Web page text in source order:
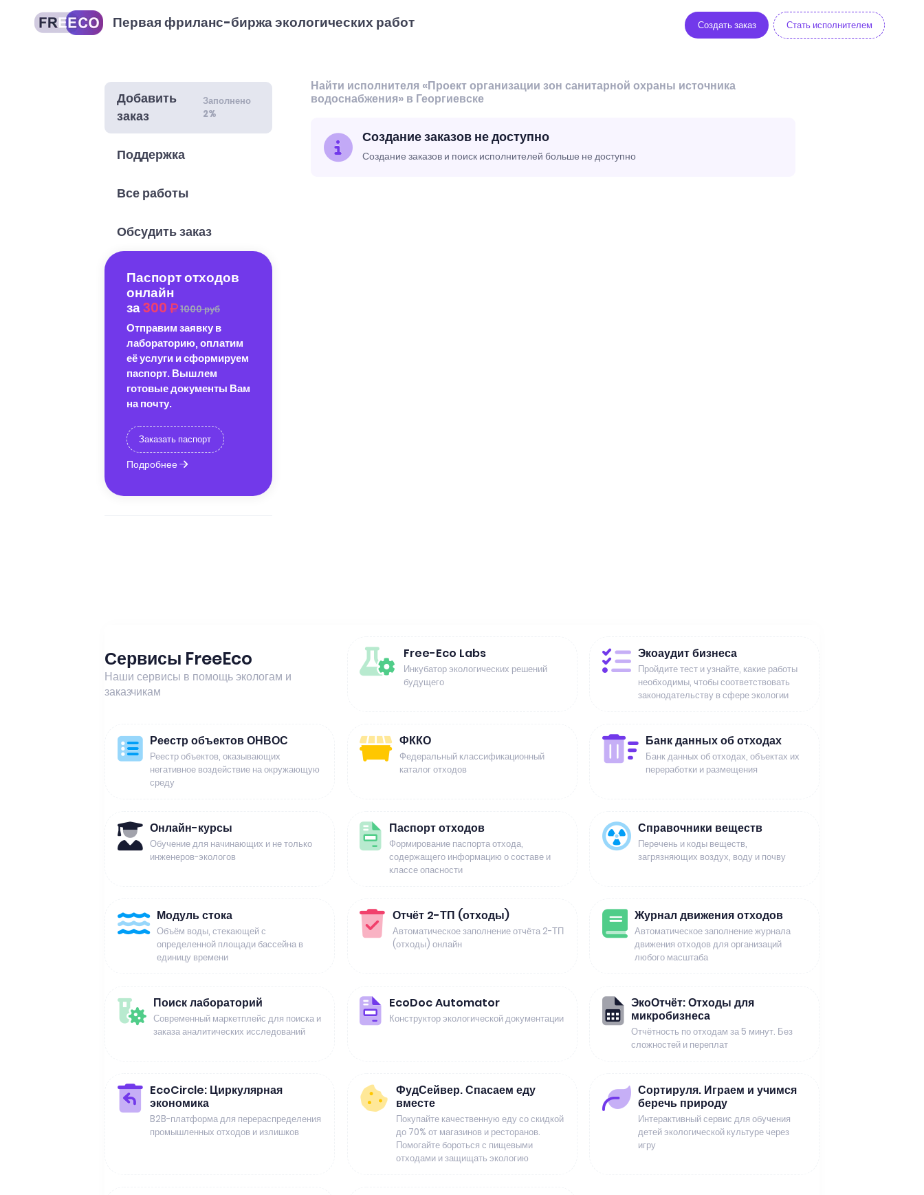
Первая фриланс-биржа экологических работ Создать заказ Стать исполнителем
Добавить
заказ
Заполнено
2%
Поддержка
Все работы
Обсудить заказ
Паспорт отходов
онлайн
за300 1000 руб
Отправим заявку в
лабораторию, оплатим
её услуги и сформируем
паспорт. Вышлем
готовые документы Вам
на почту.
Заказать паспорт
Подробнее
Найти исполнителя «Проект организации зон санитарной охраны источника
водоснабжения» в Георгиевске
Создание заказов не доступно
Создание заказов и поиск исполнителей больше не доступно
Сервисы FreeEco
Наши сервисы в помощь экологам и
заказчикам
Free-Eco Labs
Инкубатор экологических решений
будущего
Экоаудит бизнеса
Пройдите тест и узнайте, какие работы
необходимы, чтобы соответствовать
законодательству в сфере экологии
Реестр объектов ОНВОС
Реестр объектов, оказывающих
негативное воздействие на окружающую
среду
ФККО
Федеральный классификационный
каталог отходов
Банк данных об отходах
Банк данных об отходах, объектах их
переработки и размещения
Онлайн-курсы
Обучение для начинающих и не только
инженеров-экологов
Паспорт отходов
Формирование паспорта отхода,
содержащего информацию о составе и
классе опасности
Справочники веществ
Перечень и коды веществ,
загрязняющих воздух, воду и почву
Модуль стока
Объём воды, стекающей с
определенной площади бассейна в
единицу времени
Отчёт 2-ТП (отходы)
Автоматическое заполнение отчёта 2-ТП
(отходы) онлайн
Журнал движения отходов
Автоматическое заполнение журнала
движения отходов для организаций
любого масштаба
Поиск лабораторий
Современный маркетплейс для поиска и
заказа аналитических исследований
EcoDoc Automator
Конструктор экологической документации
ЭкоОтчёт: Отходы для
микробизнеса
Отчётность по отходам за 5 минут. Без
сложностей и переплат
EcoCircle: Циркулярная
экономика
B2B-платформа для перераспределения
промышленных отходов и излишков
ФудСейвер. Спасаем еду
вместе
Покупайте качественную еду со скидкой
до 70% от магазинов и ресторанов.
Помогайте бороться с пищевыми
отходами и защищать экологию
Сортируля. Играем и учимся
беречь природу
Интерактивный сервис для обучения
детей экологической культуре через
игру